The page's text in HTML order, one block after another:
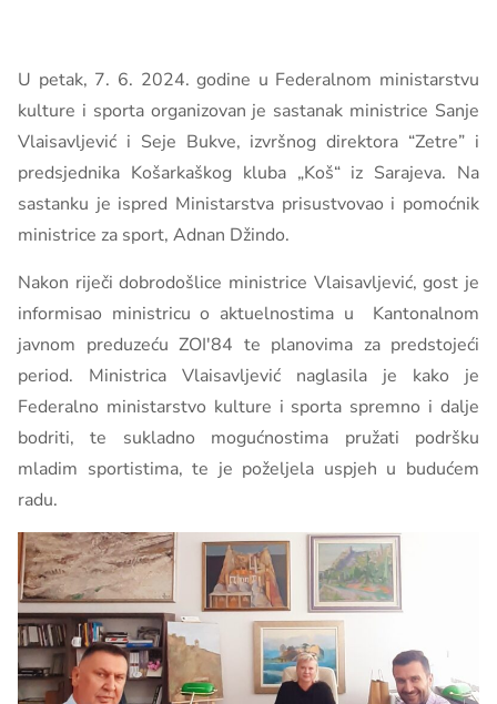
U petak, 7. 6. 2024. godine u Federalnom ministarstvu
kulture i sporta organizovan je sastanak ministrice Sanje
Vlaisavljević i Seje Bukve, izvršnog direktora “Zetre” i
predsjednika Košarkaškog kluba „Koš“ iz Sarajeva. Na
sastanku je ispred Ministarstva prisustvovao i pomoćnik
ministrice za sport, Adnan Džindo.
Nakon riječi dobrodošlice ministrice Vlaisavljević, gost je
informisao ministricu o aktuelnostima u Kantonalnom
javnom preduzeću ZOI'84 te planovima za predstojeći
period. Ministrica Vlaisavljević naglasila je kako je
Federalno ministarstvo kulture i sporta spremno i dalje
bodriti, te sukladno mogućnostima pružati podršku
mladim sportistima, te je poželjela uspjeh u budućem
radu.